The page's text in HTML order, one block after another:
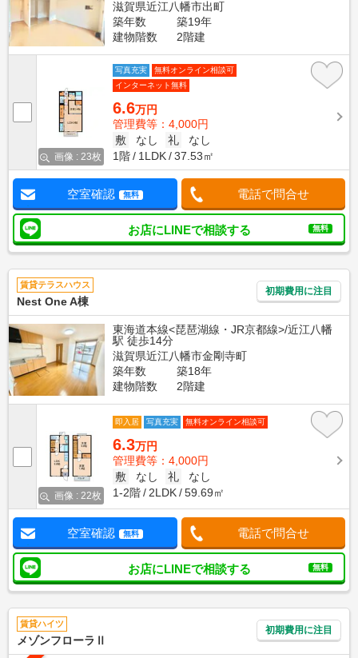
滋賀県近江八幡市出町
築年数
築19年
建物階数
2階建
画像 : 23枚
写真充実
無料オンライン相談可
インターネット無料
6.6万円
管理費等：4,000円
敷
なし 礼
なし
1階
1LDK 37.53㎡
空室確認 無料 電話で問合せ
お店にLINEで相談する 無料
賃貸テラスハウス
Nest One A棟
初期費用に注目
東海道本線<琵琶湖線・JR京都線>/近江八幡
駅 徒歩14分
滋賀県近江八幡市金剛寺町
築年数
築18年
建物階数
2階建
画像 : 22枚
即入居 写真充実 無料オンライン相談可
6.3万円
管理費等：4,000円
敷
なし 礼
なし
1-2階
2LDK 59.69㎡
空室確認 無料 電話で問合せ
お店にLINEで相談する 無料
賃貸ハイツ
メゾンフローラⅡ
初期費用に注目